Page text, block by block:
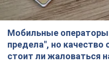
Мобильные
предела", но качество
стоит ли жаловаться